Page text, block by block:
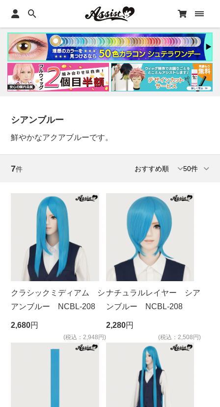
シアンブルー
鮮やかなアクアブルーです。
7件
クラシックミディアム シ
アンブルー NCBL-208
2,680円
(税込：2,948円)
ナチュラルレイヤー シア
ンブルー NCBL-208
2,280円
(税込：2,508円)